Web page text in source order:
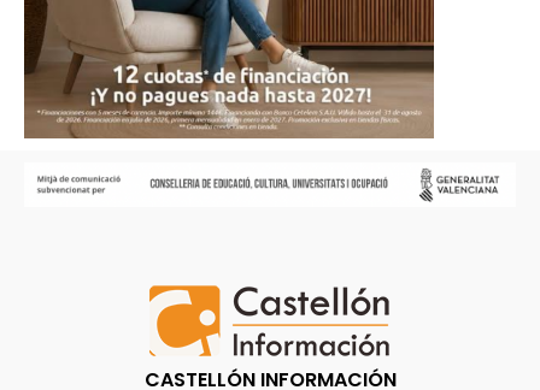
CASTELLÓN INFORMACIÓN